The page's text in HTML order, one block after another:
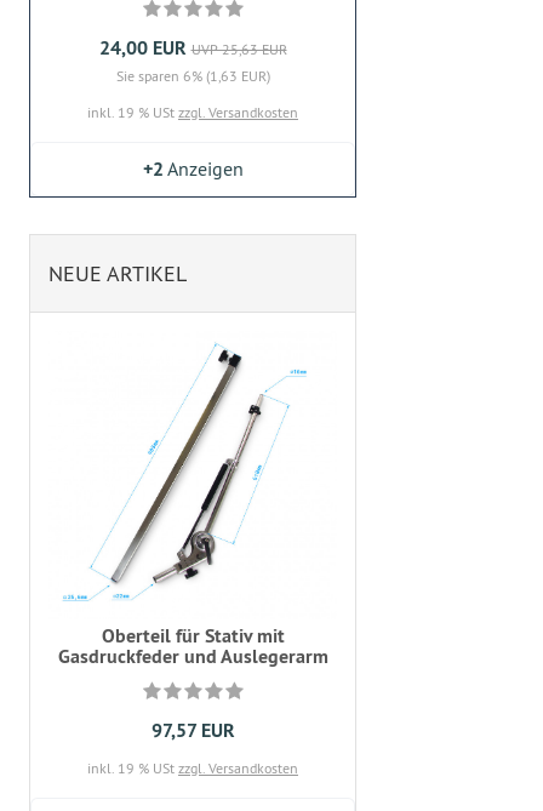
24,00 EUR UVP 25,63 EUR
Sie sparen 6% (1,63 EUR)
inkl. 19 % USt zzgl. Versandkosten
+2 Anzeigen
NEUE ARTIKEL
Oberteil für Stativ mit
Gasdruckfeder und Auslegerarm
97,57 EUR
inkl. 19 % USt zzgl. Versandkosten